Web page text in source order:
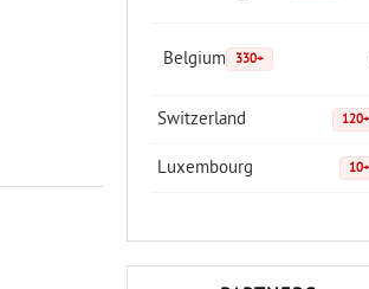
Belgium 330+
Switzerland 120+
Luxembourg 10+